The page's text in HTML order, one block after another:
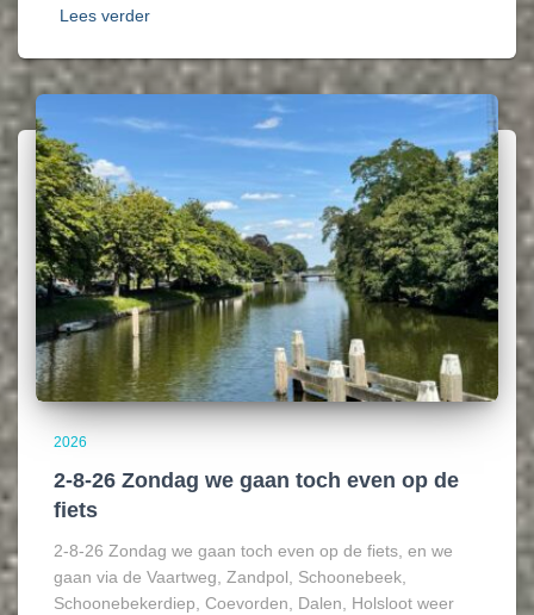
Lees verder
2026
2-8-26 Zondag we gaan toch even op de
fiets
2-8-26 Zondag we gaan toch even op de fiets, en we
gaan via de Vaartweg, Zandpol, Schoonebeek,
Schoonebekerdiep, Coevorden, Dalen, Holsloot weer